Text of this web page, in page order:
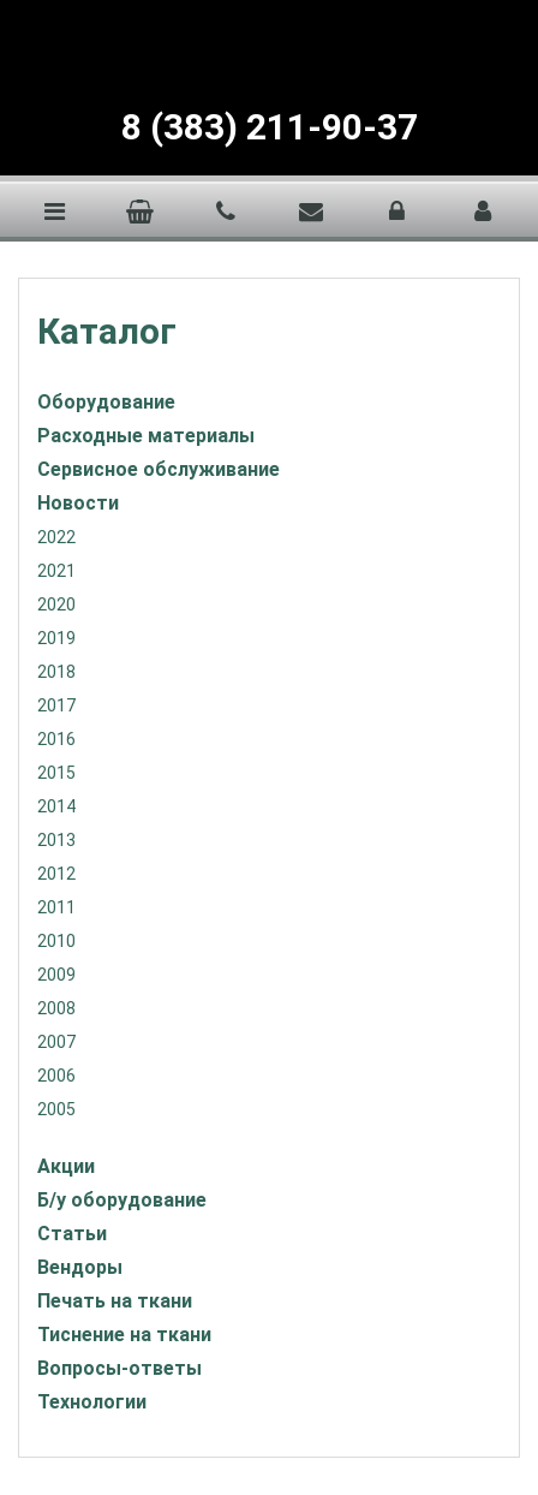
8 (383) 211-90-37
Каталог
Оборудование
Расходные материалы
Сервисное обслуживание
Новости
2022
2021
2020
2019
2018
2017
2016
2015
2014
2013
2012
2011
2010
2009
2008
2007
2006
2005
Акции
Б/у оборудование
Статьи
Вендоры
Печать на ткани
Тиснение на ткани
Вопросы-ответы
Технологии